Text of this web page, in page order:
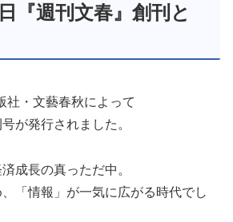
『週刊文春』創刊と
社・文藝春秋によって
が発行されました。
成長の真っただ中。
「情報」が一気に広がる時代でし